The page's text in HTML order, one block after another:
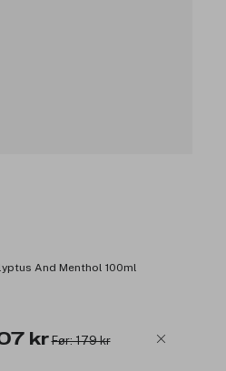
And Menthol 100ml
krFør: 179 kr